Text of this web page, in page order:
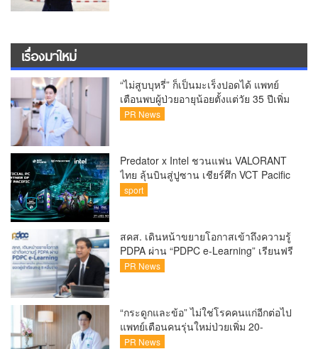
เรื่องมาใหม่
“ไม่สูบบุหรี่” ก็เป็นมะเร็งปอดได้ แพทย์
เตือนพบผู้ป่วยอายุน้อยตั้งแต่วัย 35 ปีเพิ่ม
ขึ้นคนไทยกว่า 70% รู้ตัวเมื่อโรคลุกลาม
PR News
Predator x Intel ชวนแฟน VALORANT
ไทย ลุ้นบินสู่ปูซาน เชียร์ศึก VCT Pacific
Finals Busan ประเทศเกาหลีใต้ Predator
สุดพิเศษตลอดทัวร์นาเมนต์
sport
สคส. เดินหน้าขยายโอกาสเข้าถึงความรู้
PDPA ผ่าน “PDPC e-Learning” เรียนฟรี
ทุกที่ ทุกเวลา พร้อมประกาศนียบัตร ต่อย
แล้ว
PR News
“กระดูกและข้อ” ไม่ใช่โรคคนแก่อีกต่อไป
แพทย์เตือนคนรุ่นใหม่ป่วยเพิ่ม 20-
30% เสี่ยง ‘ข้อเข่าเสื่อมก่อนวัย’ จาก
PR News